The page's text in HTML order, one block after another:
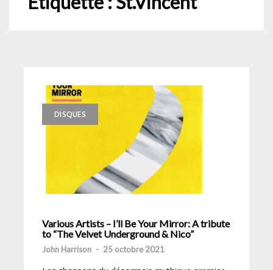
DISQUES
Various Artists – I’ll Be Your Mirror: A tribute
to “The Velvet Underground & Nico”
John Harrison - 25 octobre 2021